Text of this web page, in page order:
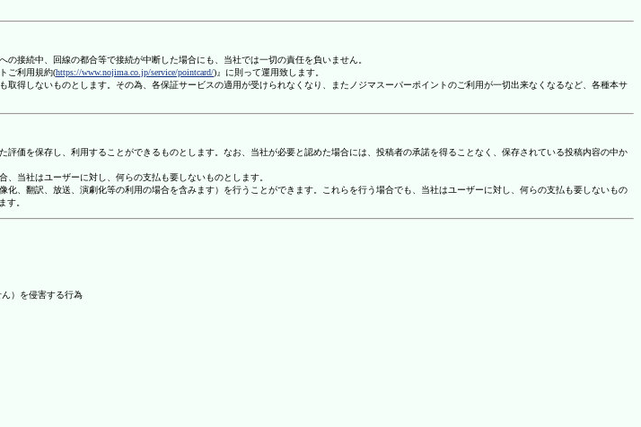
接続中、回線の都合等で接続が中断した場合にも、当社では一切の責任を負いません。
ご利用規約(https://www.nojima.co.jp/service/pointcard/)』に則って運用致します。
得しないものとします。その為、各保証サービスの適用が受けられなくなり、またノジマスーパーポイントのご利用が一切出来なくなるなど、各種本サ
価を保存し、利用することができるものとします。なお、当社が必要と認めた場合には、投稿者の承諾を得ることなく、保存されている投稿内容の中か
当社はユーザーに対し、何らの支払も要しないものとします。
、翻訳、放送、演劇化等の利用の場合を含みます）を行うことができます。これらを行う場合でも、当社はユーザーに対し、何らの支払も要しないもの
す。
）を侵害する行為